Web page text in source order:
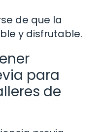
de que la
y disfrutable.
para
de